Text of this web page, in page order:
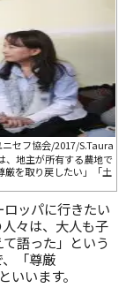
セフ協会/2017/S.Taura
、地主が所有する農地で
厳を取り戻したい」「土
ロッパに行きたい
々は、大人も子
語った」という
「尊厳
います。